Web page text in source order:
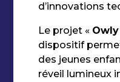
d’innovations
Le projet «
dispositif
des jeunes
réveil lumineux